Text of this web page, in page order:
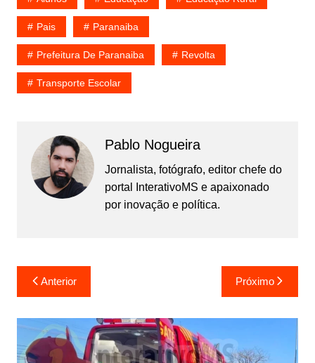
Pais Paranaiba
Prefeitura De Paranaiba Revolta
Transporte Escolar
Pablo Nogueira
Jornalista, fotógrafo, editor chefe do
portal InterativoMS e apaixonado
por inovação e política.
Navegação
de
Post
Anterior Próximo